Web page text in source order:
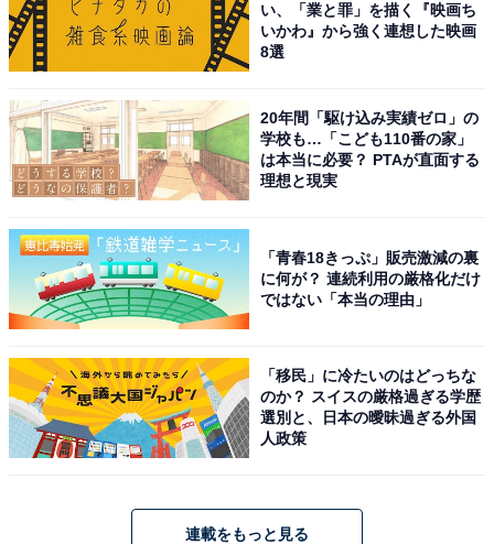
い、「業と罪」を描く『映画ち
いかわ』から強く連想した映画
8選
20年間「駆け込み実績ゼロ」の
学校も…「こども110番の家」
は本当に必要？ PTAが直面する
理想と現実
「青春18きっぷ」販売激減の裏
に何が？ 連続利用の厳格化だけ
ではない「本当の理由」
「移民」に冷たいのはどっちな
のか？ スイスの厳格過ぎる学歴
選別と、日本の曖昧過ぎる外国
人政策
連載をもっと見る